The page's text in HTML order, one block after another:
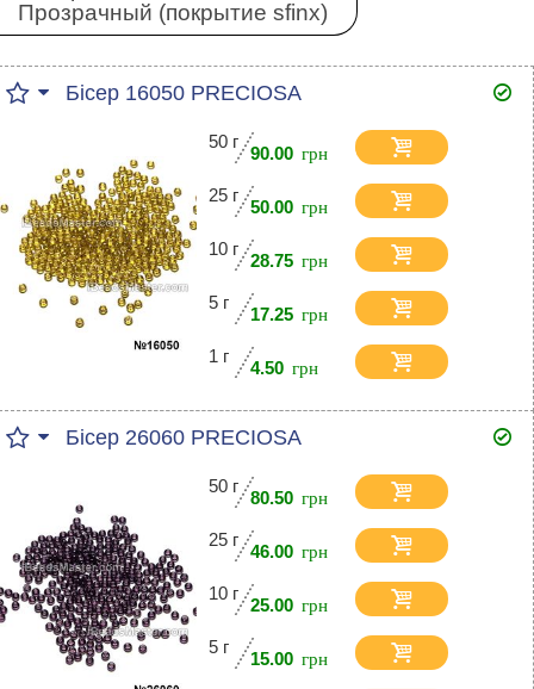
Прозрачный (покрытие sfinx)
Бісер 16050 PRECIOSA
50 г
90.00
25 г
50.00
10 г
28.75
5 г
17.25
1 г
4.50
Бісер 26060 PRECIOSA
50 г
80.50
25 г
46.00
10 г
25.00
5 г
15.00